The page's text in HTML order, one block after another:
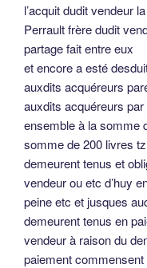
l’acquit dudit vendeur
Perrault frère dudit
partage fait entre eux
et encore a esté
auxdits acquéreurs
auxdits acquéreurs
ensemble à la somme
somme de 200 livres
demeurent tenus et
vendeur ou etc d’huy
peine etc et jusques
demeurent tenus en
vendeur à raison du
paiement commensent